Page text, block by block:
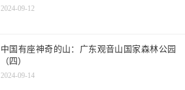
2024-09-12
中国有座神奇的山：广东观音山国家森林公园
（四）
2024-09-14